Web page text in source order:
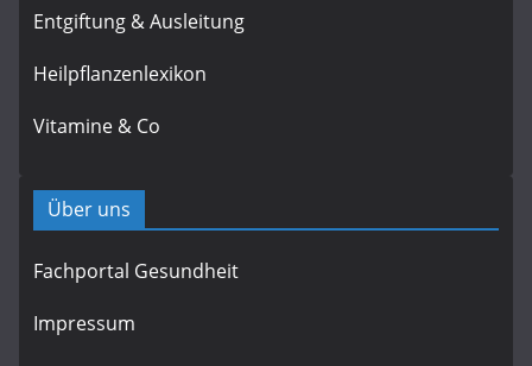
Entgiftung & Ausleitung
Heilpflanzenlexikon
Vitamine & Co
Über uns
Fachportal Gesundheit
Impressum